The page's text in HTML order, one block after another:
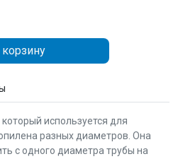
используется для
разных диаметров. Она
с одного диаметра трубы на